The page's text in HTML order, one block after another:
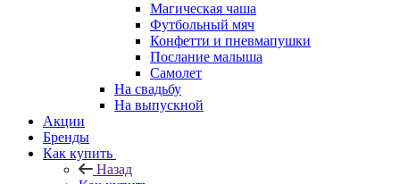
Магическая чаша
Футбольный мяч
Конфетти и пневмапушки
Послание малыша
Самолет
На свадьбу
На выпускной
Акции
Бренды
Как купить
Назад